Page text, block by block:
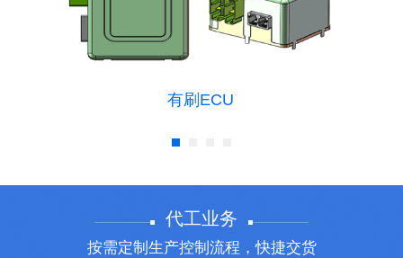
有刷ECU
代工业务
按需定制生产控制流程，快捷交货